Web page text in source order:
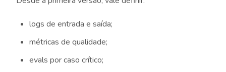
logs de entrada e saída;
métricas de qualidade;
evals por caso crítico;